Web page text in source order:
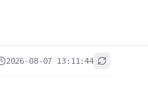
2026-08-07 13:11:44